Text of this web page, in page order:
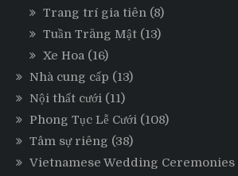
Trang trí gia tiên (8)
Tuần Trăng Mật (13)
Xe Hoa (16)
Nhà cung cấp (13)
Nội thất cưới (11)
Phong Tục Lễ Cưới (108)
Tâm sự riêng (38)
Vietnamese Wedding Ceremonies